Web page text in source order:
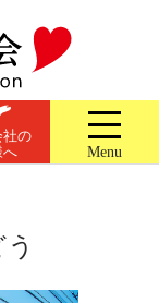
社の
へ
Menu